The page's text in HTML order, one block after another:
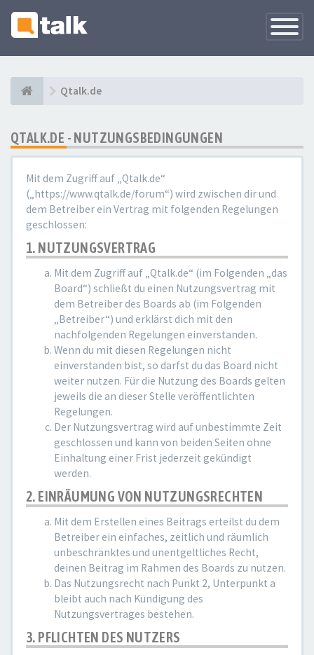
Qtalk.de
QTALK.DE - NUTZUNGSBEDINGUNGEN
Mit dem Zugriff auf „Qtalk.de“
(„https://www.qtalk.de/forum“) wird zwischen dir und
dem Betreiber ein Vertrag mit folgenden Regelungen
geschlossen:
1. NUTZUNGSVERTRAG
Mit dem Zugriff auf „Qtalk.de“ (im Folgenden „das
Board“) schließt du einen Nutzungsvertrag mit
dem Betreiber des Boards ab (im Folgenden
„Betreiber“) und erklärst dich mit den
nachfolgenden Regelungen einverstanden.
Wenn du mit diesen Regelungen nicht
einverstanden bist, so darfst du das Board nicht
weiter nutzen. Für die Nutzung des Boards gelten
jeweils die an dieser Stelle veröffentlichten
Regelungen.
Der Nutzungsvertrag wird auf unbestimmte Zeit
geschlossen und kann von beiden Seiten ohne
Einhaltung einer Frist jederzeit gekündigt
werden.
2. EINRÄUMUNG VON NUTZUNGSRECHTEN
Mit dem Erstellen eines Beitrags erteilst du dem
Betreiber ein einfaches, zeitlich und räumlich
unbeschränktes und unentgeltliches Recht,
deinen Beitrag im Rahmen des Boards zu nutzen.
Das Nutzungsrecht nach Punkt 2, Unterpunkt a
bleibt auch nach Kündigung des
Nutzungsvertrages bestehen.
3. PFLICHTEN DES NUTZERS